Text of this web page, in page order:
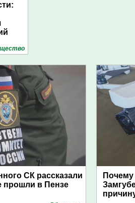
СК рассказали
прошли в Пензе